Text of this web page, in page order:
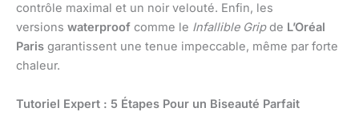
contrôle maximal et un noir velouté. Enfin, les
versions waterproof comme le Infallible Gripde L’Oréal
Paris garantissent une tenue impeccable, même par forte
chaleur.
Tutoriel Expert : 5 Étapes Pour un Biseauté Parfait